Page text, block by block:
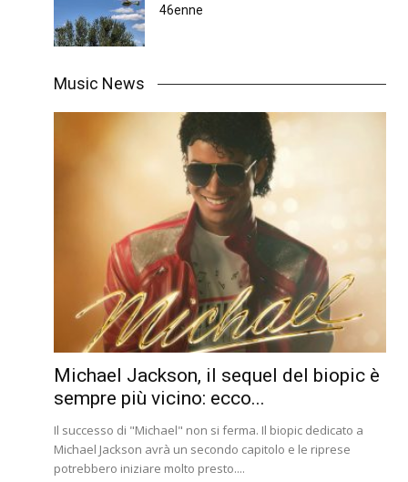
46enne
Music News
Michael Jackson, il sequel del biopic è
sempre più vicino: ecco...
Il successo di "Michael" non si ferma. Il biopic dedicato a
Michael Jackson avrà un secondo capitolo e le riprese
potrebbero iniziare molto presto....